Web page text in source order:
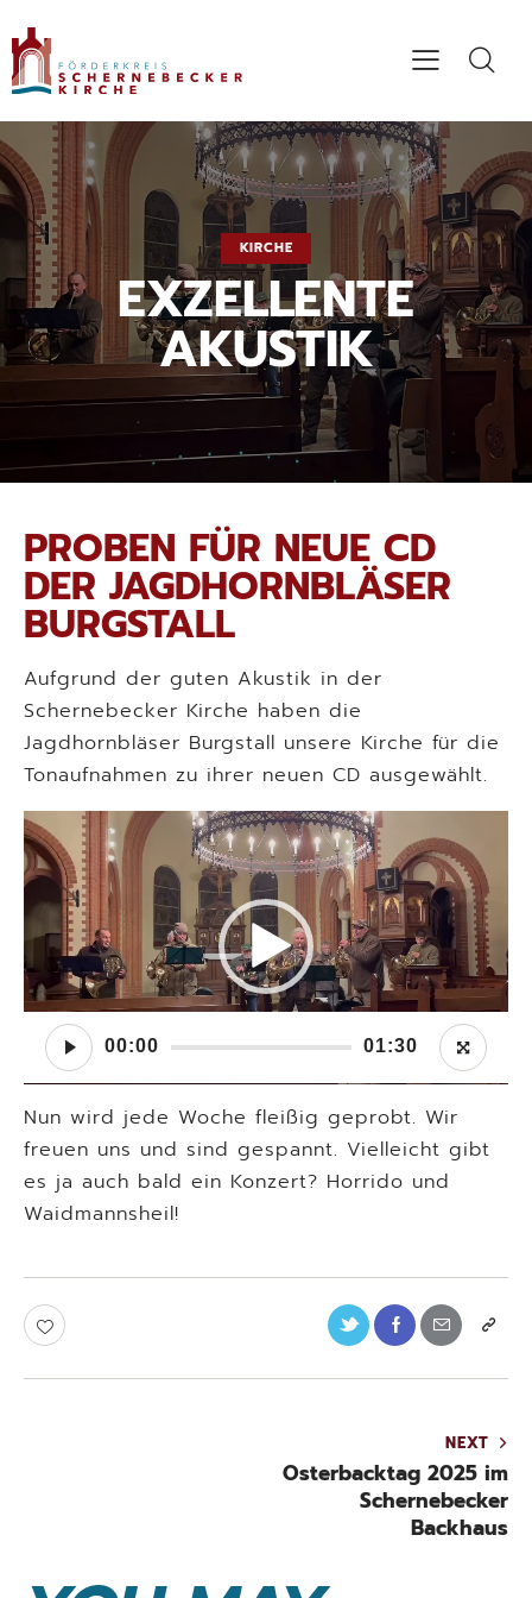
KIRCHE
EXZELLENTE
AKUSTIK
PROBEN FÜR NEUE CD
DER JAGDHORNBLÄSER
BURGSTALL
Aufgrund der guten Akustik in der
Schernebecker Kirche haben die
Jagdhornbläser Burgstall unsere Kirche für die
Tonaufnahmen zu ihrer neuen CD ausgewählt.
Video-
Player
00:00 01:30
Nun wird jede Woche fleißig geprobt. Wir
freuen uns und sind gespannt. Vielleicht gibt
es ja auch bald ein Konzert? Horrido und
Waidmannsheil!
NEXT
Osterbacktag 2025 im
Schernebecker
Backhaus